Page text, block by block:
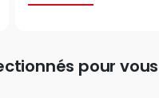
pour vous